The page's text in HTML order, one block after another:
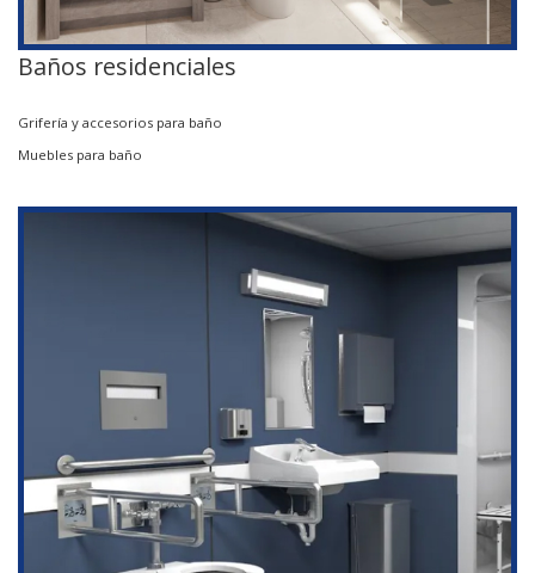
Baños residenciales
Grifería y accesorios para baño
Muebles para baño